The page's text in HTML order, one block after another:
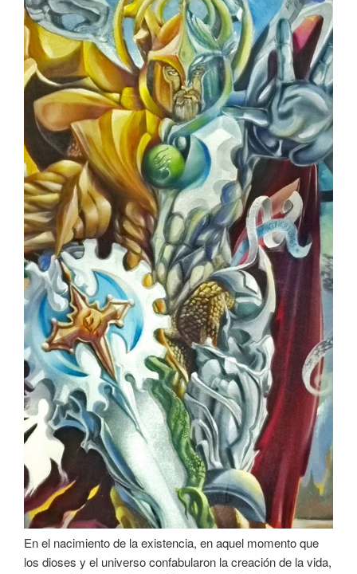
En el nacimiento de la existencia, en aquel momento que
los dioses y el universo confabularon la creación de la vida,